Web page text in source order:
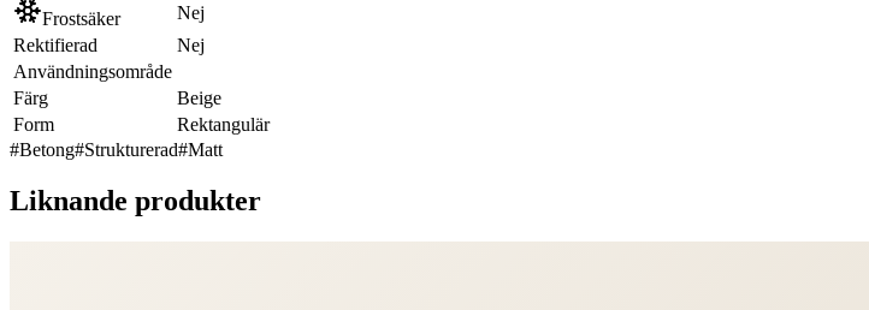
Frostsäker
Nej
Rektifierad
Nej
Användningsområde
Färg
Beige
Form
Rektangulär
#Betong#Strukturerad#Matt
Liknande produkter